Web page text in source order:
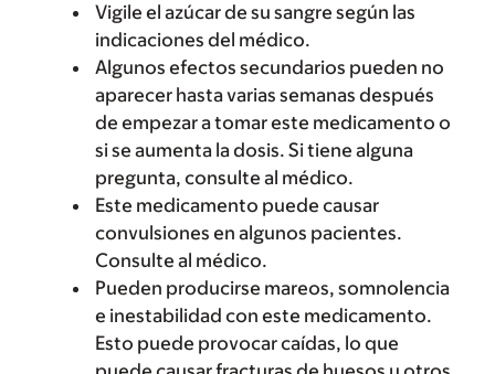
Vigile el azúcar de su sangre según las
indicaciones del médico.
Algunos efectos secundarios pueden no
aparecer hasta varias semanas después
de empezar a tomar este medicamento o
si se aumenta la dosis. Si tiene alguna
pregunta, consulte al médico.
Este medicamento puede causar
convulsiones en algunos pacientes.
Consulte al médico.
Pueden producirse mareos, somnolencia
e inestabilidad con este medicamento.
Esto puede provocar caídas, lo que